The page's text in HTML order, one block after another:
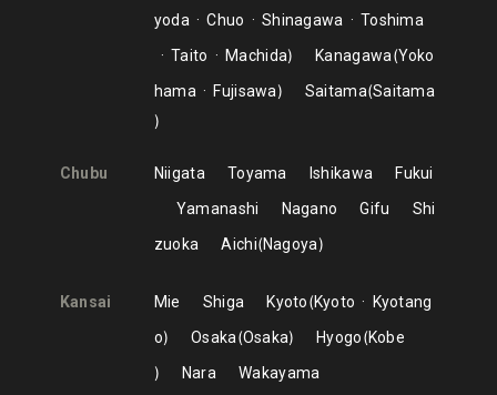
yoda
Chuo Shinagawa
Toshima
Taito
Machida Kanagawa Yoko
hama
Fujisawa Saitama Saitama
Chubu Niigata Toyama Ishikawa
Fukui
Yamanashi
Nagano Gifu
Shi
zuoka
Aichi Nagoya
Kansai Mie Shiga Kyoto Kyoto
Kyotang
o
Osaka Osaka Hyogo Kobe
Nara
Wakayama